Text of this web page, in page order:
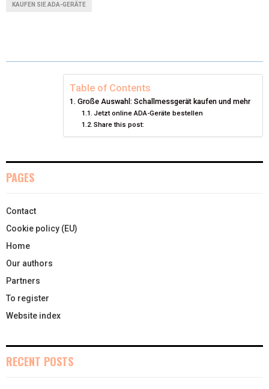
T O
O
K
R
E
S
D
N
KAUFEN SIE ADA-GERÄTE
Table of Contents
Große Auswahl: Schallmessgerät kaufen und mehr
Jetzt online ADA-Geräte bestellen
Share this post:
PAGES
Contact
Cookie policy (EU)
Home
Our authors
Partners
To register
Website index
RECENT POSTS